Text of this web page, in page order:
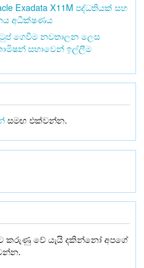
Exadata X11M පද්ධතියක් සහ
අධීක්ෂණය
ගෙවීම නවතාලන ලෙස
සභාවෙන් ඉල්ලීම
සමඟ එක්වන්න.
කරුණු වේ යැයි දකින්නෝ අපගේ